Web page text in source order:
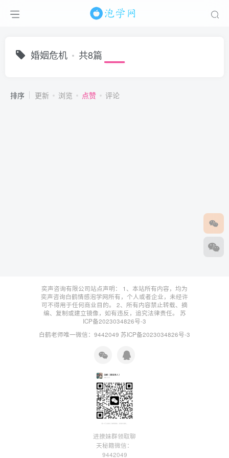
婚姻危机 共8篇
排序 更新 浏览 点赞 评论
奕声咨询有限公司站点声明： 1、本站所有内容，均为
奕声咨询白鹤情感泡学网所有，个人或者企业，未经许
可不得用于任何商业目的。 2、所有内容禁止转载、摘
编、复制或建立镜像，如有违反，追究法律责任。 苏
ICP备2023034826号-3
白鹤老师唯一微信：9442049 苏ICP备2023034826号-3
进撩妹群领取聊
天秘籍微信：
9442049